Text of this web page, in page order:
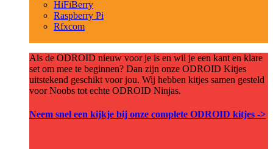
HiFiBerry
Raspberry Pi
Rfxcom
Als de ODROID nieuw voor je is en wil je een kant en klare
set om mee te beginnen? Dan zijn onze ODROID Kitjes
uitstekend geschikt voor jou. Wij hebben kitjes samen gesteld
voor Noobs tot echte ODROID Ninjas.
Neem snel een kijkje bij onze complete ODROID kitjes ->